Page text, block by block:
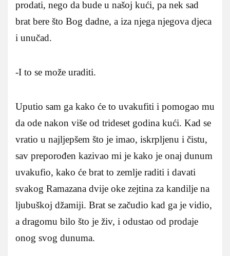
prodati, nego da bude u našoj kući, pa nek sad
brat bere što Bog dadne, a iza njega njegova djeca
i unučad.
-I to se može uraditi.
Uputio sam ga kako će to uvakufiti i pomogao mu
da ode nakon više od trideset godina kući. Kad se
vratio u najljepšem što je imao, iskrpljenu i čistu,
sav preporođen kazivao mi je kako je onaj dunum
uvakufio, kako će brat to zemlje raditi i davati
svakog Ramazana dvije oke zejtina za kandilje na
ljubuškoj džamiji. Brat se začudio kad ga je vidio,
a dragomu bilo što je živ, i odustao od prodaje
onog svog dunuma.